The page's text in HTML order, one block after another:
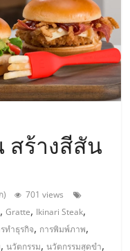
สร้างสีสัน
)
701 views
,Gratte, Ikinari Steak,
ทำธุรกิจ, การพิมพ์ภาพ,
,นวัตกรรม,นวัตกรรมสุดขำ,